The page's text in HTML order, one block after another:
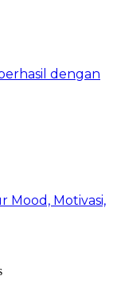
dengan
Mood, Motivasi,